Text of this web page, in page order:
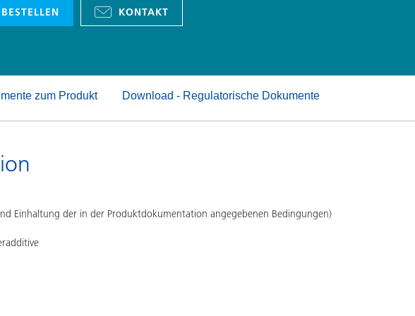
Inkjet Inks
KONTAKT
zum Produkt Download - Regulatorische Dokumente
Einhaltung der in der Produktdokumentation angegebenen Bedingungen)